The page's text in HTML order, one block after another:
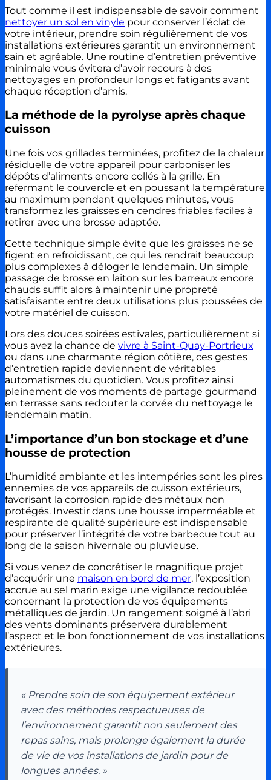
Tout comme il est indispensable de savoir comment
nettoyer un sol en vinyle pour conserver l’éclat de
votre intérieur, prendre soin régulièrement de vos
installations extérieures garantit un environnement
sain et agréable. Une routine d’entretien préventive
minimale vous évitera d’avoir recours à des
nettoyages en profondeur longs et fatigants avant
chaque réception d’amis.
La méthode de la pyrolyse après chaque
cuisson
Une fois vos grillades terminées, profitez de la chaleur
résiduelle de votre appareil pour carboniser les
dépôts d’aliments encore collés à la grille. En
refermant le couvercle et en poussant la température
au maximum pendant quelques minutes, vous
transformez les graisses en cendres friables faciles à
retirer avec une brosse adaptée.
Cette technique simple évite que les graisses ne se
figent en refroidissant, ce qui les rendrait beaucoup
plus complexes à déloger le lendemain. Un simple
passage de brosse en laiton sur les barreaux encore
chauds suffit alors à maintenir une propreté
satisfaisante entre deux utilisations plus poussées de
votre matériel de cuisson.
Lors des douces soirées estivales, particulièrement si
vous avez la chance de vivre à Saint-Quay-Portrieux
ou dans une charmante région côtière, ces gestes
d’entretien rapide deviennent de véritables
automatismes du quotidien. Vous profitez ainsi
pleinement de vos moments de partage gourmand
en terrasse sans redouter la corvée du nettoyage le
lendemain matin.
L’importance d’un bon stockage et d’une
housse de protection
L’humidité ambiante et les intempéries sont les pires
ennemies de vos appareils de cuisson extérieurs,
favorisant la corrosion rapide des métaux non
protégés. Investir dans une housse imperméable et
respirante de qualité supérieure est indispensable
pour préserver l’intégrité de votre barbecue tout au
long de la saison hivernale ou pluvieuse.
Si vous venez de concrétiser le magnifique projet
d’acquérir une maison en bord de mer, l’exposition
accrue au sel marin exige une vigilance redoublée
concernant la protection de vos équipements
métalliques de jardin. Un rangement soigné à l’abri
des vents dominants préservera durablement
l’aspect et le bon fonctionnement de vos installations
extérieures.
« Prendre soin de son équipement extérieur
avec des méthodes respectueuses de
l’environnement garantit non seulement des
repas sains, mais prolonge également la durée
de vie de vos installations de jardin pour de
longues années. »